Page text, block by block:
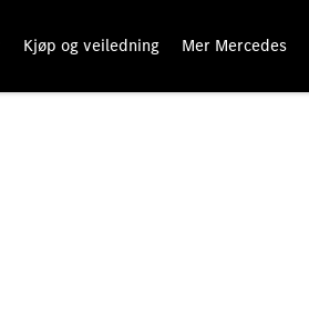
Kjøp og veiledning Mer Mercedes